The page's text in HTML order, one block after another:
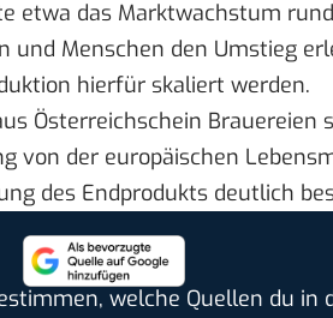
etwa das Marktwachstum
und Menschen den Umstieg
hierfür skaliert werden.
Österreichschein Brauereien
von der europäischen
des Endprodukts deutlich
welche Quellen du in